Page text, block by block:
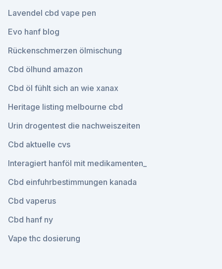
Lavendel cbd vape pen
Evo hanf blog
Rückenschmerzen ölmischung
Cbd ölhund amazon
Cbd öl fühlt sich an wie xanax
Heritage listing melbourne cbd
Urin drogentest die nachweiszeiten
Cbd aktuelle cvs
Interagiert hanföl mit medikamenten_
Cbd einfuhrbestimmungen kanada
Cbd vaperus
Cbd hanf ny
Vape thc dosierung